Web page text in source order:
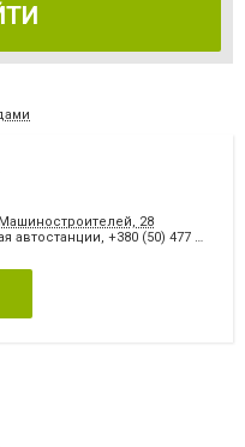
28
автостанции, +380 (50) 477 05 91